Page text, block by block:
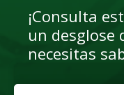
¡Consulta
un desglose
necesitas